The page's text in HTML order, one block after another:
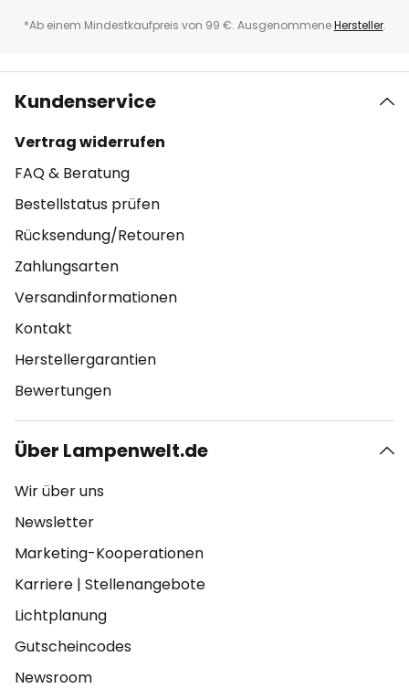
*Ab einem Mindestkaufpreis von 99 €. AusgenommeneHersteller.
Kundenservice
Vertrag widerrufen
FAQ & Beratung
Bestellstatus prüfen
Rücksendung/Retouren
Zahlungsarten
Versandinformationen
Kontakt
Herstellergarantien
Bewertungen
Über Lampenwelt.de
Wir über uns
Newsletter
Marketing-Kooperationen
Karriere | Stellenangebote
Lichtplanung
Gutscheincodes
Newsroom